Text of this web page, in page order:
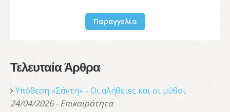
Παραγγελία
Τελευταία Άρθρα
Υπόθεση «Σάντη» - Οι αλήθειες και οι μύθοι
24/04/2026 - Επικαιρότητα